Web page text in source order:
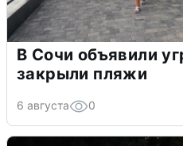
В Сочи объявили
закрыли пляжи
6 августа 0